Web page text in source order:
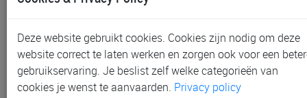
Klantenbeoordelingen
Schrijf de eerste beoordeling
Meld je aan met je Paradisio account om een beoordeling
te plaatsen.
Deze website gebruikt cookies. Cookies zijn nodig om deze
website correct te laten werken en zorgen ook voor een
gebruikservaring. Je beslist zelf welke categorieën van
cookies je wenst te aanvaarden. Privacy policy